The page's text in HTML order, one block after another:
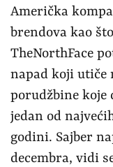
Američka
brendova kao
TheNorthFace
napad koji utiče
porudžbine koje
jedan od
godini. Sajber
decembra, vidi